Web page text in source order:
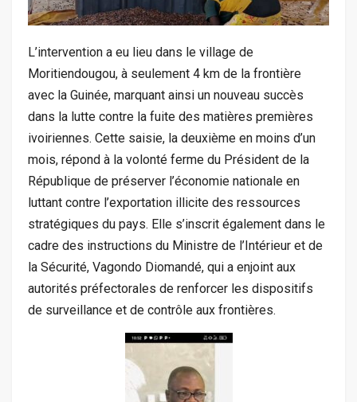
L’intervention a eu lieu dans le village de
Moritiendougou, à seulement 4 km de la frontière
avec la Guinée, marquant ainsi un nouveau succès
dans la lutte contre la fuite des matières premières
ivoiriennes. Cette saisie, la deuxième en moins d’un
mois, répond à la volonté ferme du Président de la
République de préserver l’économie nationale en
luttant contre l’exportation illicite des ressources
stratégiques du pays. Elle s’inscrit également dans le
cadre des instructions du Ministre de l’Intérieur et de
la Sécurité, Vagondo Diomandé, qui a enjoint aux
autorités préfectorales de renforcer les dispositifs
de surveillance et de contrôle aux frontières.